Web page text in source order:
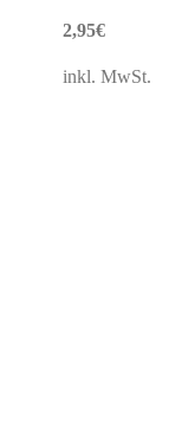
2,95€
inkl. MwSt.